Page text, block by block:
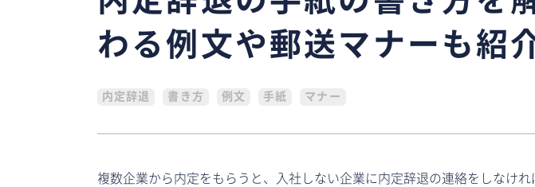
わる例文や郵送マナーも紹
内定辞退 書き方 例文 手紙 マナー
複数企業から内定をもらうと、入社しない企業に内定辞退の連絡をしなけ